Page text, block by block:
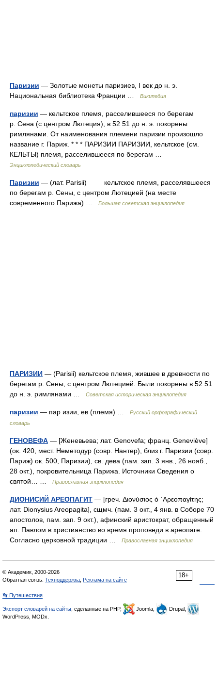
Паризии — Золотые монеты паризиев, I век до н. э.
Национальная библиотека Франции …
Википедия
паризии — кельтское племя, расселившееся по берегам
р. Сена (с центром Лютеция); в 52 51 до н. э. покорены
римлянами. От наименования племени паризии произошло
название г. Париж. * * * ПАРИЗИИ ПАРИЗИИ, кельтское (см.
КЕЛЬТЫ) племя, расселившееся по берегам …
Энциклопедический словарь
Паризии — (лат. Parisii) кельтское племя, расселявшееся
по берегам р. Сены, с центром Лютецией (на месте
современного Парижа) …
Большая советская энциклопедия
ПАРИЗИИ — (Parisii) кельтское племя, жившее в древности по
берегам р. Сены, с центром Лютецией. Были покорены в 52 51
до н. э. римлянами …
Советская историческая энциклопедия
паризии — пар изии, ев (племя) …
Русский орфографический
словарь
ГЕНОВЕФА — [Женевьева; лат. Genovefa; франц. Geneviève]
(ок. 420, мест. Неметодур (совр. Нантер), близ г. Паризии (совр.
Париж) ок. 500, Паризии), св. дева (пам. зап. 3 янв., 26 нояб.,
28 окт.), покровительница Парижа. Источники Сведения о
святой… …
Православная энциклопедия
ДИОНИСИЙ АРЕОПАГИТ — [греч. Διονύσιος ὁ ᾿Αρεοπαγίτης;
лат. Dionysius Areopagita], сщмч. (пам. 3 окт., 4 янв. в Соборе 70
апостолов, пам. зап. 9 окт.), афинский аристократ, обращенный
ап. Павлом в христианство во время проповеди в ареопаге.
Согласно церковной традиции …
Православная энциклопедия
18+
© Академик, 2000-2026
Обратная связь: Техподдержка Реклама на сайте
👣 Путешествия
Экспорт словарей на сайты , сделанные на PHP, Joomla,
Drupal,
WordPress, MODx.